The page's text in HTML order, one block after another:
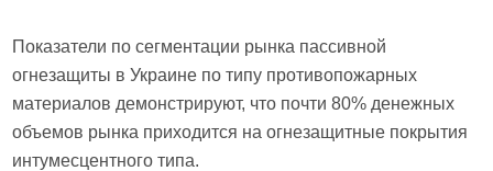
Показатели по сегментации рынка пассивной
огнезащиты в Украине по типу противопожарных
материалов демонстрируют, что почти 80% денежных
объемов рынка приходится на огнезащитные покрытия
интумесцентного типа.